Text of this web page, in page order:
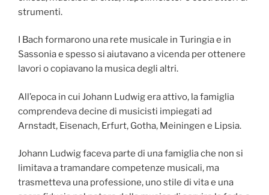
strumenti.
I Bach formarono una rete musicale in Turingia e in
Sassonia e spesso si aiutavano a vicenda per ottenere
lavori o copiavano la musica degli altri.
All’epoca in cui Johann Ludwig era attivo, la famiglia
comprendeva decine di musicisti impiegati ad
Arnstadt, Eisenach, Erfurt, Gotha, Meiningen e Lipsia.
Johann Ludwig faceva parte di una famiglia che non si
limitava a tramandare competenze musicali, ma
trasmetteva una professione, uno stile di vita e una